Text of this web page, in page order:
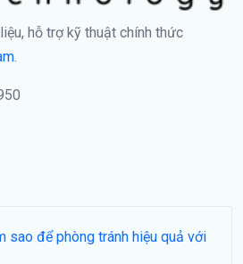
hỗ trợ kỹ thuật chính thức
.
sao để phòng tránh hiệu quả với